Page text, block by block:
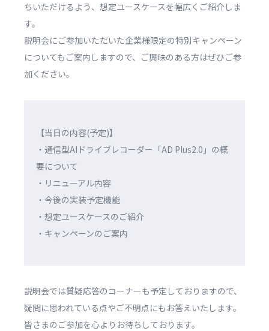
ちいただけるよう、想定ユースケースを幅広くご紹介しま
す。
説明会にご参加いただいた企業様限定の特別キャンペーン
についてもご案内しますので、ご興味のある方はぜひご参
加ください。
【当日の内容(予定)】
・通信型AIドライブレコーダー「AD Plus2.0」の概
要について
・リニューアル内容
・今後の実装予定機能
・想定ユースケースのご紹介
・キャンペーンのご案内
説明会では質疑応答のコーナーも予定しておりますので、
疑問に思われている点やご不明点にもお答えいたします。
皆さまのご参加を心よりお待ちしております。